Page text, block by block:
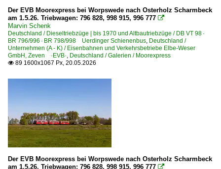
Der EVB Moorexpress bei Worpswede nach Osterholz Scharmbeck
am 1.5.26. Triebwagen: 796 828, 998 915, 996 777 
Marvin Schenk
Deutschland / Dieseltriebzüge | bis 1970 und Altbautriebzüge / DB VT 98 ·
BR 796/996 · BR 798/998 Uerdinger Schienenbus, Deutschland /
Unternehmen (A - K) / Eisenbahnen und Verkehrsbetriebe Elbe-Weser
GmbH, Zeven ·EVB·, Deutschland / Galerien / Moorexpress
 89 1600x1067 Px, 20.05.2026
Der EVB Moorexpress bei Worpswede nach Osterholz Scharmbeck
am 1.5.26. Triebwagen: 796 828, 998 915, 996 777 